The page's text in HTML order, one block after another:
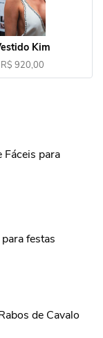
Kim
R$ 920,00
Fáceis para
festas
de Cavalo